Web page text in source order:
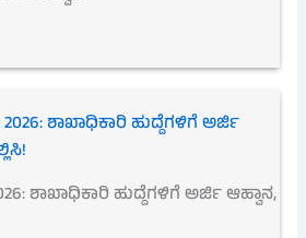
ಶಾಖಾಧಿಕಾರಿ ಹುದ್ದೆಗಳಿಗೆ ಅರ್ಜಿ ಆಹ್ವಾನ,